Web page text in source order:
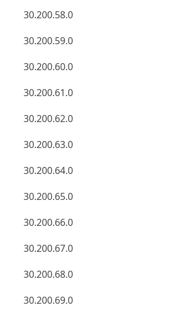
30.200.58.0
30.200.59.0
30.200.60.0
30.200.61.0
30.200.62.0
30.200.63.0
30.200.64.0
30.200.65.0
30.200.66.0
30.200.67.0
30.200.68.0
30.200.69.0